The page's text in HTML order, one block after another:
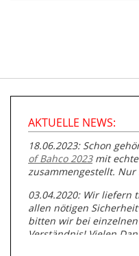
AKTUELLE NEWS:
18.06.2023: Schon
of Bahco 2023mit
zusammengestellt. Nur
03.04.2020: Wir liefern
allen nötigen
bitten wir bei
Verständnis! Vielen